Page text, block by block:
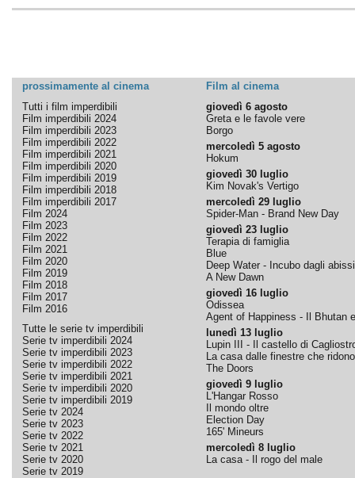
prossimamente al cinema
Film al cinema
Tutti i film imperdibili
Film imperdibili 2024
Film imperdibili 2023
Film imperdibili 2022
Film imperdibili 2021
Film imperdibili 2020
Film imperdibili 2019
Film imperdibili 2018
Film imperdibili 2017
Film 2024
Film 2023
Film 2022
Film 2021
Film 2020
Film 2019
Film 2018
Film 2017
Film 2016
Tutte le serie tv imperdibili
Serie tv imperdibili 2024
Serie tv imperdibili 2023
Serie tv imperdibili 2022
Serie tv imperdibili 2021
Serie tv imperdibili 2020
Serie tv imperdibili 2019
Serie tv 2024
Serie tv 2023
Serie tv 2022
Serie tv 2021
Serie tv 2020
Serie tv 2019
giovedì 6 agosto
Greta e le favole vere
Borgo
mercoledì 5 agosto
Hokum
giovedì 30 luglio
Kim Novak's Vertigo
mercoledì 29 luglio
Spider-Man - Brand New Day
giovedì 23 luglio
Terapia di famiglia
Blue
Deep Water - Incubo dagli abissi
A New Dawn
giovedì 16 luglio
Odissea
Agent of Happiness - Il Bhutan
lunedì 13 luglio
Lupin III - Il castello di
La casa dalle finestre che ridono
The Doors
giovedì 9 luglio
L'Hangar Rosso
Il mondo oltre
Election Day
165' Mineurs
mercoledì 8 luglio
La casa - Il rogo del male